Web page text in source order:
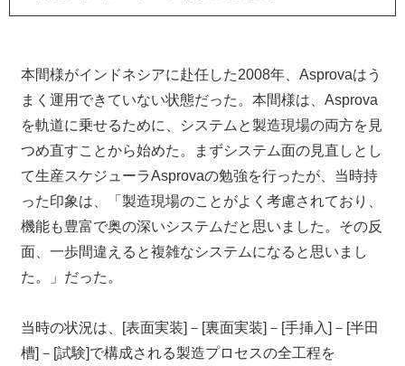
本間様がインドネシアに赴任した2008年、Asprovaはう
まく運用できていない状態だった。本間様は、Asprova
を軌道に乗せるために、システムと製造現場の両方を見
つめ直すことから始めた。まずシステム面の見直しとし
て生産スケジューラAsprovaの勉強を行ったが、当時持
った印象は、「製造現場のことがよく考慮されており、
機能も豊富で奥の深いシステムだと思いました。その反
面、一歩間違えると複雑なシステムになると思いまし
た。」だった。
当時の状況は、[表面実装]－[裏面実装]－[手挿入]－[半田
槽]－[試験]で構成される製造プロセスの全工程を